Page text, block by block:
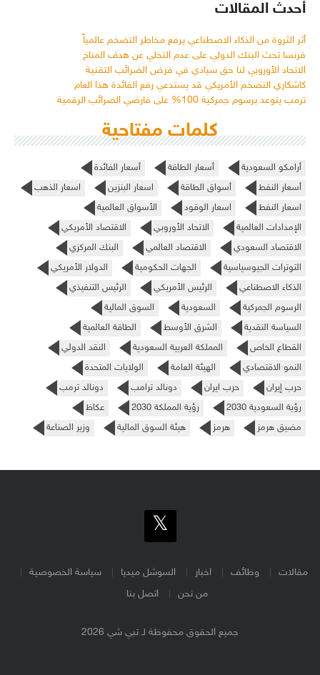
أحدث المقالات
أثر الثروة من الذكاء الاصطناعي يرفع مخاطر التضخم عالمياً
فرنسا تحث البنك الدولي على عدم التخلي عن هدف المناخ
الاتحاد الأوروبي لنا حق سيادي في فرض الضرائب التقنية
كاشكاري التضخم الأمريكي قد يستدعي رفع الفائدة هذا العام
ترمب يتوعد برسوم جمركية 100% على فارضي الضرائب الرقمية
كلمات مفتاحية
أرامكو السعودية أسعار الطاقة
أسعار الفائدة
أسعار النفط
أسواق الطاقة اسعار البنزين
اسعار الذهب
اسعار النفط
اسعار الوقود
الأسواق العالمية
الإمدادات العالمية
الاتحاد الأوروبي
الاقتصاد الأمريكي
الاقتصاد السعودي
الاقتصاد العالمي
البنك المركزي
التوترات الجيوسياسية
الجهات الحكومية
الدولار الأمريكي
الذكاء الاصطناعي
الرئيس الأمريكي
الرئيس التنفيذي
الرسوم الجمركية
السعودية
السوق المالية
السياسة النقدية
الشرق الأوسط
الطاقة العالمية
القطاع الخاص
المملكة العربية السعودية
النقد الدولي
النمو الاقتصادي
الهيئة العامة
الولايات المتحدة
حرب إيران
حرب ايران دونالد ترامب
دونالد ترمب
رؤية السعودية 2030
رؤية المملكة 2030
عكاظ
مضيق هرمز
هرمز هيئة السوق المالية وزير الصناعة
مقالات وظائف اخبار السوشل ميديا
سياسة الخصوصية
من نحن
اتصل بنا
جميع الحقوق محفوظة لـ تبي شي 2026